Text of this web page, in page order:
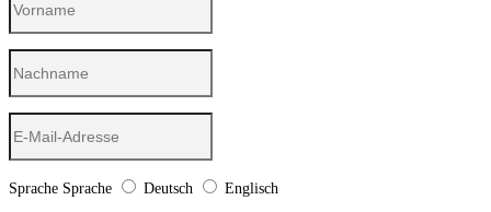
Sprache Sprache Deutsch Englisch